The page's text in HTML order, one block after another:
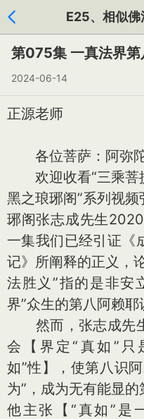
E25、相似佛
第075集 一真法界
2024-06-14
正源老师
各位菩萨：阿弥陀
欢迎收看“三乘菩
黑之琅琊阁”系列视
琊阁张志成先生
一集我们已经引证《
记》所阐释的正义，
法胜义”指的是非
界”众生的第八阿赖耶
然而，张志成先生
会【界定“真如”只
如”性】，使第八识
为”，成为无有能显
他主张【“真如”是